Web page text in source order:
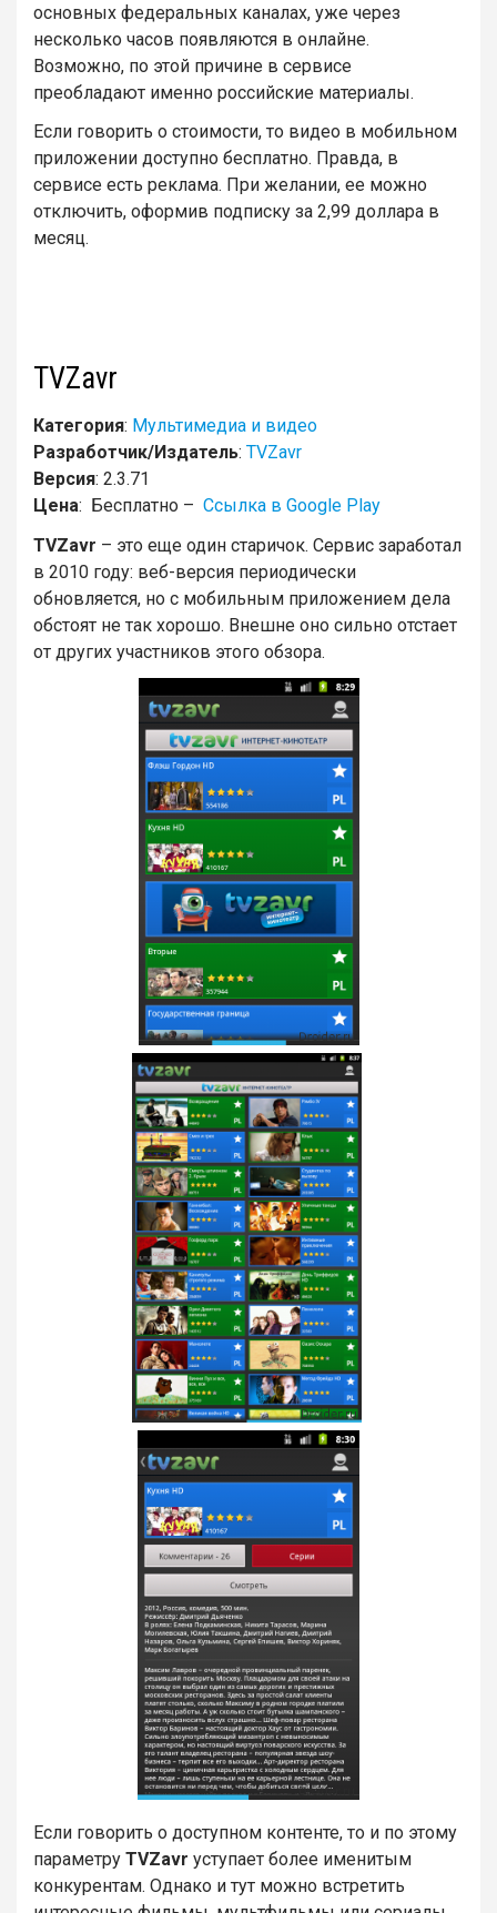
основных федеральных каналах, уже через
несколько часов появляются в онлайне.
Возможно, по этой причине в сервисе
преобладают именно российские материалы.
Если говорить о стоимости, то видео в мобильном
приложении доступно бесплатно. Правда, в
сервисе есть реклама. При желании, ее можно
отключить, оформив подписку за 2,99 доллара в
месяц.
TVZavr
Категория: Мультимедиа и видео
Разработчик/Издатель: TVZavr
Версия: 2.3.71
Цена: Бесплатно – Ссылка в Google Play
TVZavr – это еще один старичок. Сервис заработал
в 2010 году: веб-версия периодически
обновляется, но с мобильным приложением дела
обстоят не так хорошо. Внешне оно сильно отстает
от других участников этого обзора.
Если говорить о доступном контенте, то и по этому
параметру TVZavr уступает более именитым
конкурентам. Однако и тут можно встретить